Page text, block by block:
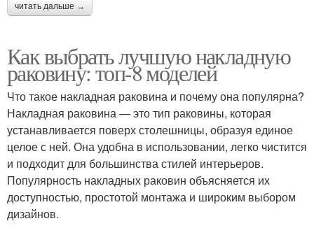
читать дальше →
Как выбрать лучшую накладную
раковину: топ-8 моделей
Что такое накладная раковина и почему она популярна?
Накладная раковина — это тип раковины, которая
устанавливается поверх столешницы, образуя единое
целое с ней. Она удобна в использовании, легко чистится
и подходит для большинства стилей интерьеров.
Популярность накладных раковин объясняется их
доступностью, простотой монтажа и широким выбором
дизайнов.